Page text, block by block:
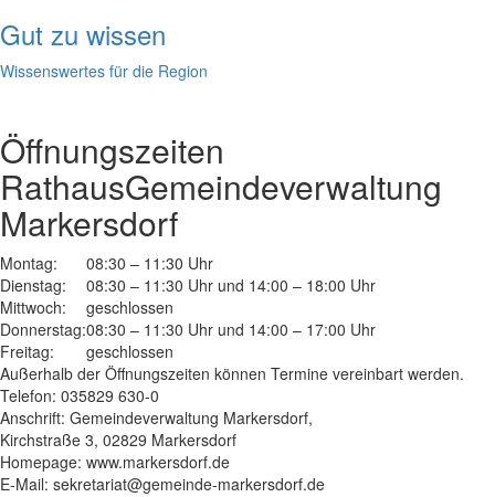
Gut zu wissen
Wissenswertes für die Region
Öffnungszeiten
RathausGemeindeverwaltung
Markersdorf
Montag:
08:30 – 11:30 Uhr
Dienstag:
08:30 – 11:30 Uhr und 14:00 – 18:00 Uhr
Mittwoch:
geschlossen
Donnerstag:08:30 – 11:30 Uhr und 14:00 – 17:00 Uhr
Freitag:
geschlossen
Außerhalb der Öffnungszeiten können Termine vereinbart werden.
Telefon: 035829 630-0
Anschrift: Gemeindeverwaltung Markersdorf,
Kirchstraße 3, 02829 Markersdorf
Homepage: www.markersdorf.de
E-Mail: sekretariat@gemeinde-markersdorf.de